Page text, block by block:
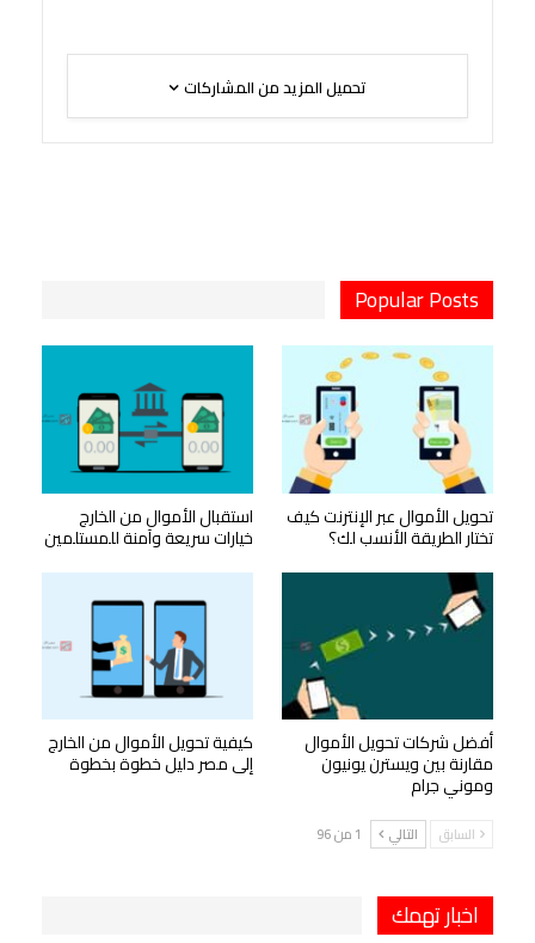
تحميل المزيد من المشاركات
Popular Posts
تحويل الأموال عبر الإنترنت كيف
تختار الطريقة الأنسب لك؟
استقبال الأموال من الخارج
خيارات سريعة وآمنة للمستلمين
أفضل شركات تحويل الأموال
مقارنة بين ويسترن يونيون
وموني جرام
كيفية تحويل الأموال من الخارج
إلى مصر دليل خطوة بخطوة
السابق التالي 1 من 96
اخبار تهمك